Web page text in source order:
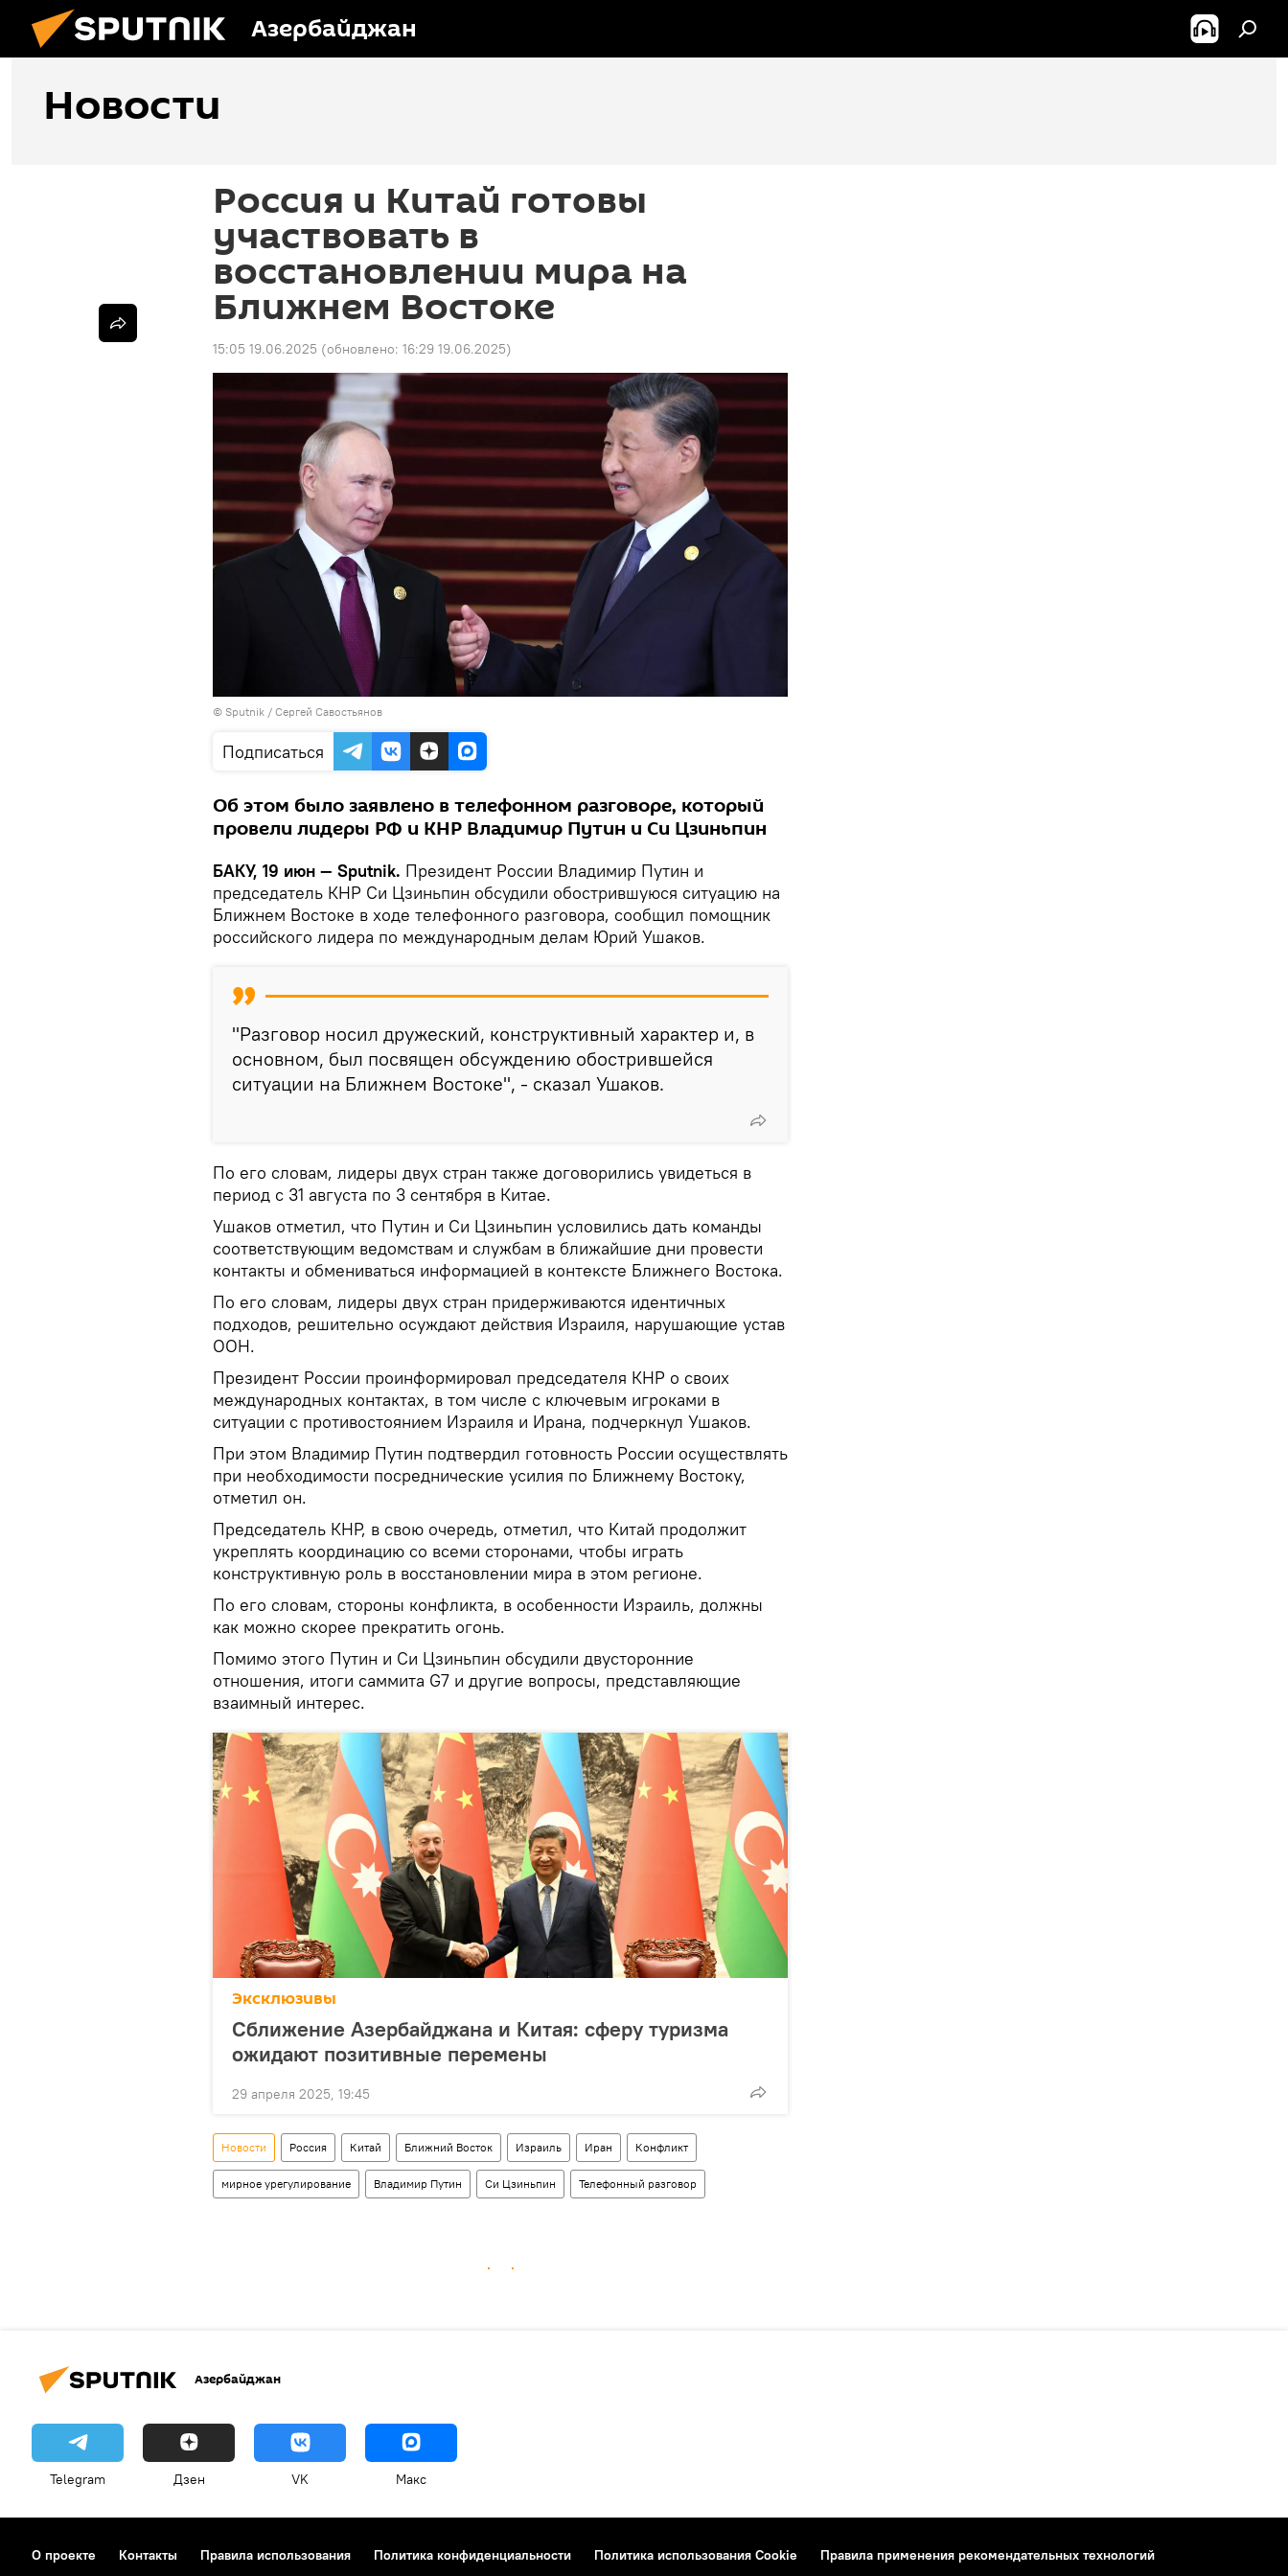
Азербайджан
Новости
Россия и Китай готовы
участвовать в
восстановлении мира на
Ближнем Востоке
15:05 19.06.2025 (обновлено: 16:29 19.06.2025)
© Sputnik / Сергей Савостьянов
Подписаться
Об этом было заявлено в телефонном разговоре, который
провели лидеры РФ и КНР Владимир Путин и Си Цзиньпин
БАКУ, 19 июн — Sputnik. Президент России Владимир Путин и
председатель КНР Си Цзиньпин обсудили обострившуюся ситуацию на
Ближнем Востоке в ходе телефонного разговора, сообщил помощник
российского лидера по международным делам Юрий Ушаков.
"Разговор носил дружеский, конструктивный характер и, в
основном, был посвящен обсуждению обострившейся
ситуации на Ближнем Востоке", - сказал Ушаков.
По его словам, лидеры двух стран также договорились увидеться в
период с 31 августа по 3 сентября в Китае.
Ушаков отметил, что Путин и Си Цзиньпин условились дать команды
соответствующим ведомствам и службам в ближайшие дни провести
контакты и обмениваться информацией в контексте Ближнего Востока.
По его словам, лидеры двух стран придерживаются идентичных
подходов, решительно осуждают действия Израиля, нарушающие устав
ООН.
Президент России проинформировал председателя КНР о своих
международных контактах, в том числе с ключевым игроками в
ситуации с противостоянием Израиля и Ирана, подчеркнул Ушаков.
При этом Владимир Путин подтвердил готовность России осуществлять
при необходимости посреднические усилия по Ближнему Востоку,
отметил он.
Председатель КНР, в свою очередь, отметил, что Китай продолжит
укреплять координацию со всеми сторонами, чтобы играть
конструктивную роль в восстановлении мира в этом регионе.
По его словам, стороны конфликта, в особенности Израиль, должны
как можно скорее прекратить огонь.
Помимо этого Путин и Си Цзиньпин обсудили двусторонние
отношения, итоги саммита G7 и другие вопросы, представляющие
взаимный интерес.
Эксклюзивы
Сближение Азербайджана и Китая: сферу туризма
ожидают позитивные перемены
29 апреля 2025, 19:45
Новости Россия Китай Ближний Восток Израиль Иран Конфликт
мирное урегулирование Владимир Путин Си Цзиньпин Телефонный разговор
Азербайджан
Telegram Дзен VK Макс
О проекте Контакты Правила использования Политика конфиденциальности Политика использования Cookie
Правила применения рекомендательных технологий